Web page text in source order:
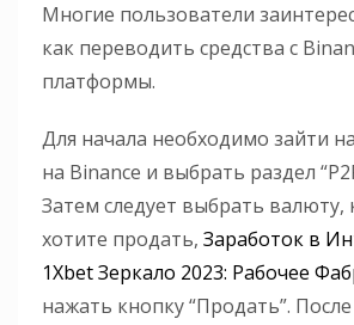
Многие пользователи
как переводить средства с
платформы.
Для начала необходимо зайти
на Binance и выбрать раздел
Затем следует выбрать
хотите продать, Заработок в
1Xbet Зеркало 2023: Рабочее
нажать кнопку “Продать”.